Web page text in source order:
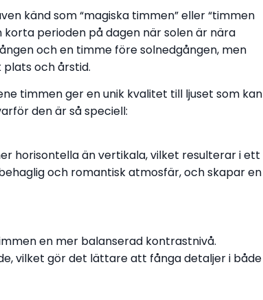
känd som “magiska timmen” eller “timmen
perioden på dagen när solen är nära
och en timme före solnedgången, men
och årstid.
timmen ger en unik kvalitet till ljuset som kan
den är så speciell:
horisontella än vertikala, vilket resulterar i ett
och romantisk atmosfär, och skapar en
en mer balanserad kontrastnivå.
vilket gör det lättare att fånga detaljer i både